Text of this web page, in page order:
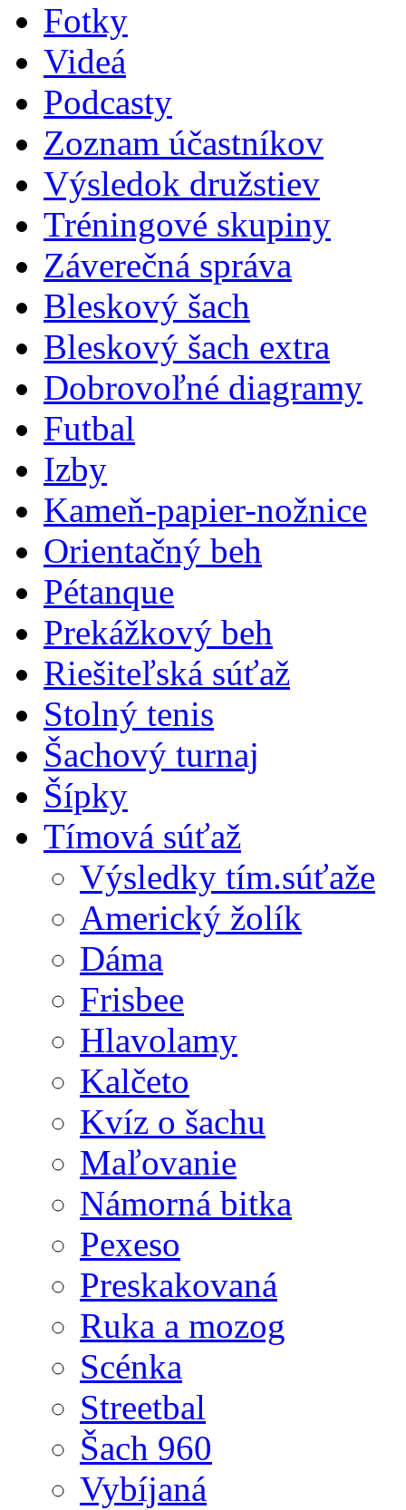
Fotky
Videá
Podcasty
Zoznam účastníkov
Výsledok družstiev
Tréningové skupiny
Záverečná správa
Bleskový šach
Bleskový šach extra
Dobrovoľné diagramy
Futbal
Izby
Kameň-papier-nožnice
Orientačný beh
Pétanque
Prekážkový beh
Riešiteľská súťaž
Stolný tenis
Šachový turnaj
Šípky
Tímová súťaž
Výsledky tím.súťaže
Americký žolík
Dáma
Frisbee
Hlavolamy
Kalčeto
Kvíz o šachu
Maľovanie
Námorná bitka
Pexeso
Preskakovaná
Ruka a mozog
Scénka
Streetbal
Šach 960
Vybíjaná